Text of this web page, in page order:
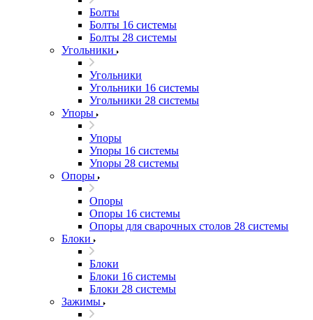
Болты
Болты 16 системы
Болты 28 системы
Угольники
Угольники
Угольники 16 системы
Угольники 28 системы
Упоры
Упоры
Упоры 16 системы
Упоры 28 системы
Опоры
Опоры
Опоры 16 системы
Опоры для сварочных столов 28 системы
Блоки
Блоки
Блоки 16 системы
Блоки 28 системы
Зажимы